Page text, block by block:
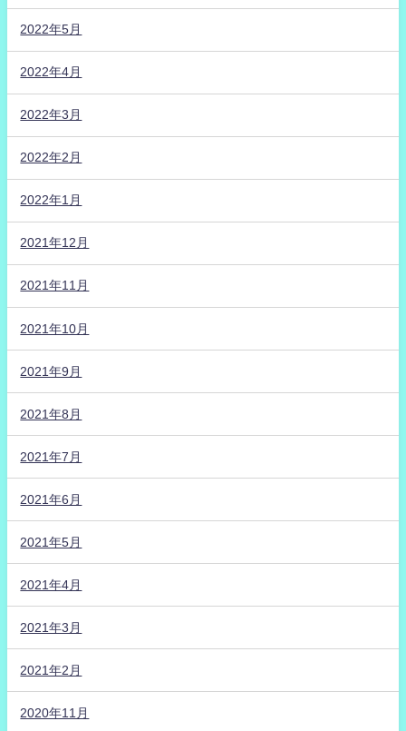
2022年5月
2022年4月
2022年3月
2022年2月
2022年1月
2021年12月
2021年11月
2021年10月
2021年9月
2021年8月
2021年7月
2021年6月
2021年5月
2021年4月
2021年3月
2021年2月
2020年11月